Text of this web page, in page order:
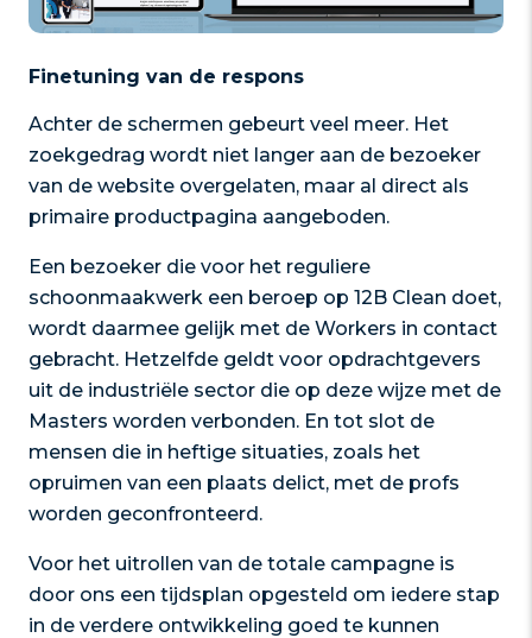
Finetuning van de respons
Achter de schermen gebeurt veel meer. Het
zoekgedrag wordt niet langer aan de bezoeker
van de website overgelaten, maar al direct als
primaire productpagina aangeboden.
Een bezoeker die voor het reguliere
schoonmaakwerk een beroep op 12B Clean doet,
wordt daarmee gelijk met de Workers in contact
gebracht. Hetzelfde geldt voor opdrachtgevers
uit de industriële sector die op deze wijze met de
Masters worden verbonden. En tot slot de
mensen die in heftige situaties, zoals het
opruimen van een plaats delict, met de profs
worden geconfronteerd.
Voor het uitrollen van de totale campagne is
door ons een tijdsplan opgesteld om iedere stap
in de verdere ontwikkeling goed te kunnen